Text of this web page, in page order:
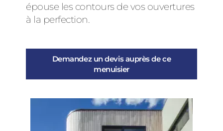
épouse les contours de vos ouvertures
à la perfection.
Demandez un devis auprès de ce
menuisier